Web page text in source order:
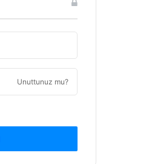
Unuttunuz mu?